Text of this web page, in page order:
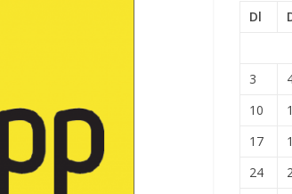
Dl
3
10
17
24